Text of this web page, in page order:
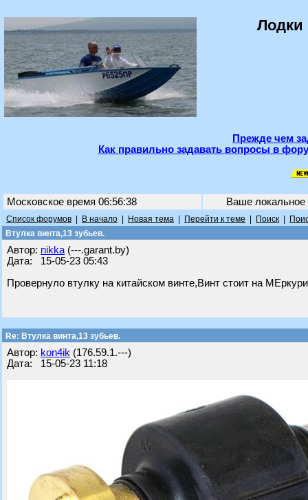
Лодки
Прежде чем
Как правильно задавать вопросы в
Московское время 06:56:38 Ваше
Список форумов В начало Новая тема Перейти к теме Поиск
Втулка винта,13 зубьев.
Автор: nikka (---.garant.by)
Дата: 15-05-23 05:43
Провернуло втулку на китайском винте,Винт стоит на
Re: Втулка винта,13 зубьев.
Автор: kon4ik (176.59.1.---)
Дата: 15-05-23 11:18